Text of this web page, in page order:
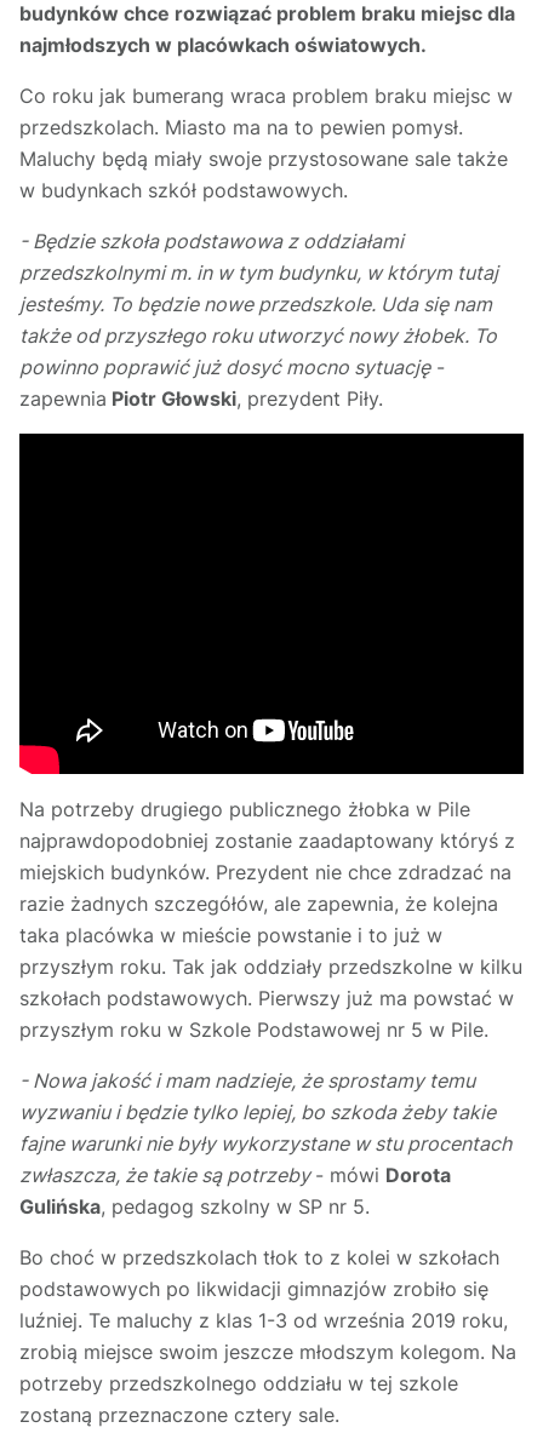
budynków chce rozwiązać problem braku miejsc dla
najmłodszych w placówkach oświatowych.
Co roku jak bumerang wraca problem braku miejsc w
przedszkolach. Miasto ma na to pewien pomysł.
Maluchy będą miały swoje przystosowane sale także
w budynkach szkół podstawowych.
- Będzie szkoła podstawowa z oddziałami
przedszkolnymi m. in w tym budynku, w którym tutaj
jesteśmy. To będzie nowe przedszkole. Uda się nam
także od przyszłego roku utworzyć nowy żłobek. To
powinno poprawić już dosyć mocno sytuację-
zapewnia Piotr Głowski, prezydent Piły.
Na potrzeby drugiego publicznego żłobka w Pile
najprawdopodobniej zostanie zaadaptowany któryś z
miejskich budynków. Prezydent nie chce zdradzać na
razie żadnych szczegółów, ale zapewnia, że kolejna
taka placówka w mieście powstanie i to już w
przyszłym roku. Tak jak oddziały przedszkolne w kilku
szkołach podstawowych. Pierwszy już ma powstać w
przyszłym roku w Szkole Podstawowej nr 5 w Pile.
- Nowa jakość i mam nadzieje, że sprostamy temu
wyzwaniu i będzie tylko lepiej, bo szkoda żeby takie
fajne warunki nie były wykorzystane w stu procentach
zwłaszcza, że takie są potrzeby- mówi Dorota
Gulińska, pedagog szkolny w SP nr 5.
Bo choć w przedszkolach tłok to z kolei w szkołach
podstawowych po likwidacji gimnazjów zrobiło się
luźniej. Te maluchy z klas 1-3 od września 2019 roku,
zrobią miejsce swoim jeszcze młodszym kolegom. Na
potrzeby przedszkolnego oddziału w tej szkole
zostaną przeznaczone cztery sale.